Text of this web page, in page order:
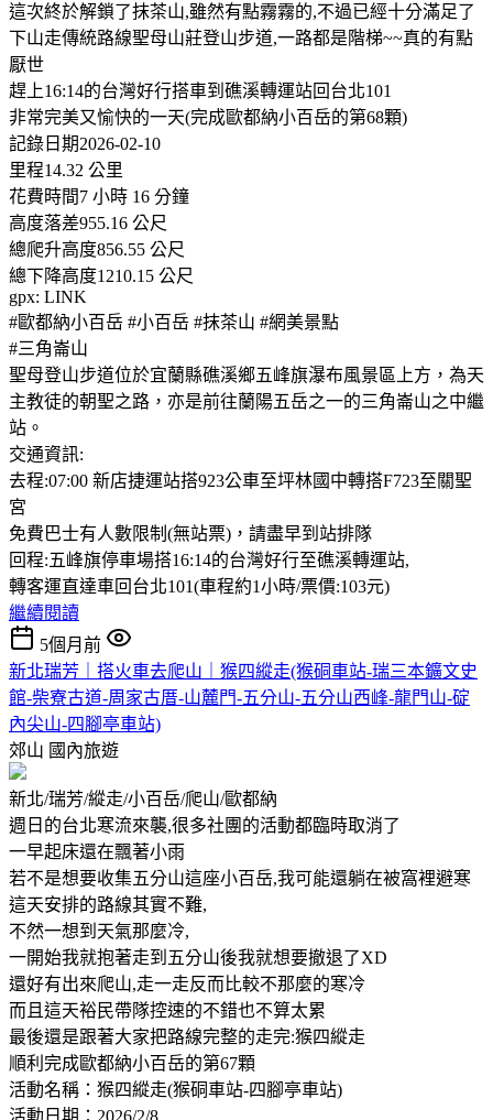
這次終於解鎖了抹茶山,雖然有點霧霧的,不過已經十分滿足了
下山走傳統路線聖母山莊登山步道,一路都是階梯~~真的有點
厭世
趕上16:14的台灣好行搭車到礁溪轉運站回台北101
非常完美又愉快的一天(完成歐都納小百岳的第68顆)
記錄日期2026-02-10
里程14.32 公里
花費時間7 小時 16 分鐘
高度落差955.16 公尺
總爬升高度856.55 公尺
總下降高度1210.15 公尺
gpx: LINK
#歐都納小百岳 #小百岳 #抹茶山 #網美景點
#三角崙山
聖母登山步道位於宜蘭縣礁溪鄉五峰旗瀑布風景區上方，為天
主教徒的朝聖之路，亦是前往蘭陽五岳之一的三角崙山之中繼
站。
交通資訊:
去程:07:00 新店捷運站搭923公車至坪林國中轉搭F723至關聖
宮
免費巴士有人數限制(無站票)，請盡早到站排隊
回程:五峰旗停車場搭16:14的台灣好行至礁溪轉運站,
轉客運直達車回台北101(車程約1小時/票價:103元)
繼續閱讀
5個月前
新北瑞芳｜搭火車去爬山｜猴四縱走(猴硐車站-瑞三本鑛文史
館-柴寮古道-周家古厝-山麓門-五分山-五分山西峰-龍門山-碇
內尖山-四腳亭車站)
郊山 國內旅遊
新北/瑞芳/縱走/小百岳/爬山/歐都納
週日的台北寒流來襲,很多社團的活動都臨時取消了
一早起床還在飄著小雨
若不是想要收集五分山這座小百岳,我可能還躺在被窩裡避寒
這天安排的路線其實不難,
不然一想到天氣那麼冷,
一開始我就抱著走到五分山後我就想要撤退了XD
還好有出來爬山,走一走反而比較不那麼的寒冷
而且這天裕民帶隊控速的不錯也不算太累
最後還是跟著大家把路線完整的走完:猴四縱走
順利完成歐都納小百岳的第67顆
活動名稱：猴四縱走(猴硐車站-四腳亭車站)
活動日期：2026/2/8